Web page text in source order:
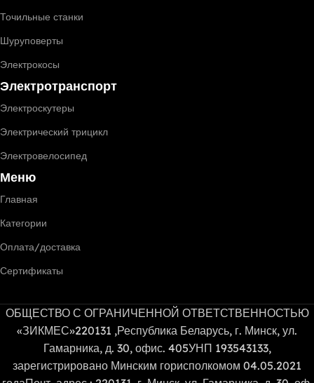
Точильные станки
Шуруповерты
Электрокосы
Электротранспорт
Электроскутеры
Электрический трицикл
Электровелосипед
Меню
Главная
Категории
Оплата/доставка
Сертификаты
ОБЩЕСТВО С ОГРАНИЧЕННОЙ ОТВЕТСТВЕННОСТЬЮ
«ЗИКМЕС»220131 ,Республика Беларусь, г. Минск, ул.
Гамарника, д. 30, офис. 405УНП 193543133,
зарегистрировано Минским горисполкомом 04.05.2021